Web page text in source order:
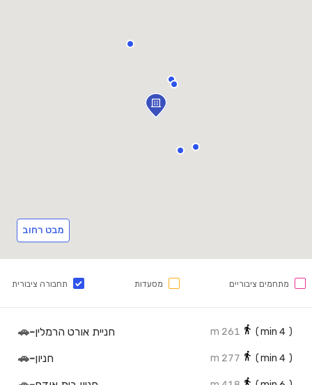
מבט רחוב
מתחמים ציבוריים מסעדות תחבורה ציבורית
(
4
261 m חניית אורט הרמלין-
🚗
(
4
277 m חניון-
🚗